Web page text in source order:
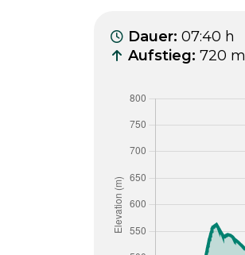
Dauer: 07:40 h
Aufstieg: 720 m